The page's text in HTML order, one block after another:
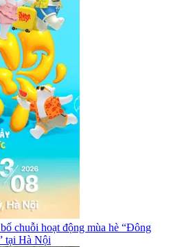
chuỗi hoạt động mùa hè “Đông
tại Hà Nội